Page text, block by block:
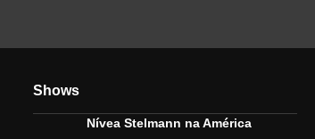
Shows
Nívea Stelmann na América